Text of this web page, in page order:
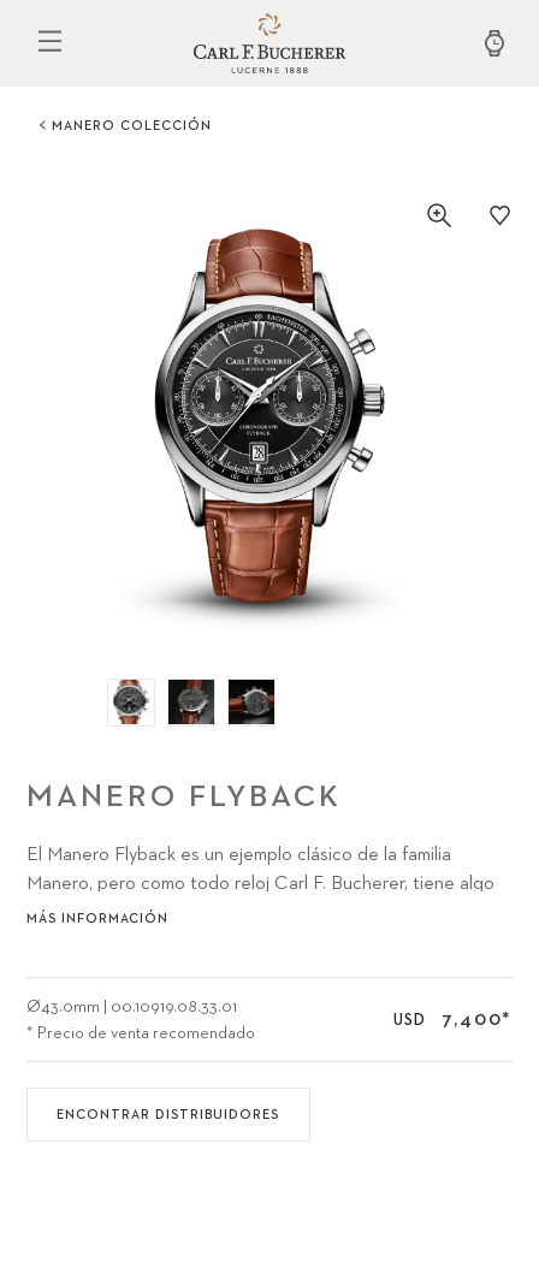
contenido
MANERO COLECCIÓN
MANERO FLYBACK
El Manero Flyback es un ejemplo clásico de la familia
Manero, pero como todo reloj Carl F. Bucherer, tiene algo
marcadamente único que ofrecer a los amantes de los
MÁS INFORMACIÓN
Ø43.0mm
00.10919.08.33.01
* Precio de venta recomendado
USD 7,400*
ENCONTRAR DISTRIBUIDORES